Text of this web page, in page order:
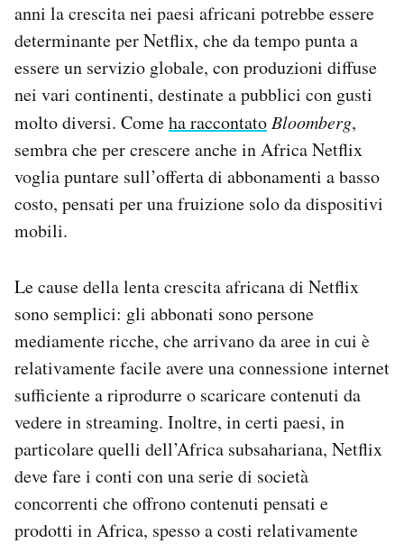
anni la crescita nei paesi africani potrebbe essere
determinante per Netflix, che da tempo punta a
essere un servizio globale, con produzioni diffuse
nei vari continenti, destinate a pubblici con gusti
molto diversi. Comeha raccontatoBloomberg,
sembra che per crescere anche in Africa Netflix
voglia puntare sull’offerta di abbonamenti a basso
costo, pensati per una fruizione solo da dispositivi
mobili.
Le cause della lenta crescita africana di Netflix
sono semplici: gli abbonati sono persone
mediamente ricche, che arrivano da aree in cui è
relativamente facile avere una connessione internet
sufficiente a riprodurre o scaricare contenuti da
vedere in streaming. Inoltre, in certi paesi, in
particolare quelli dell’Africa subsahariana, Netflix
deve fare i conti con una serie di società
concorrenti che offrono contenuti pensati e
prodotti in Africa, spesso a costi relativamente